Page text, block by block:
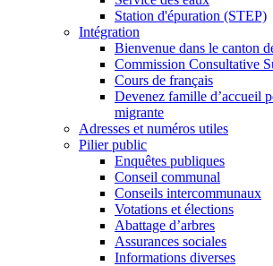
Station d'épuration (STEP)
Intégration
Bienvenue dans le canton
Commission Consultative
Cours de français
Devenez famille d’accueil
migrante
Adresses et numéros utiles
Pilier public
Enquêtes publiques
Conseil communal
Conseils intercommunaux
Votations et élections
Abattage d’arbres
Assurances sociales
Informations diverses